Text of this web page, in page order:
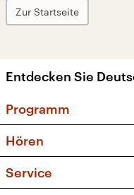
Zur Startseite
Entdecken Sie
Programm
Sendungen
Musikliste
Hören
Frequenzen
Service